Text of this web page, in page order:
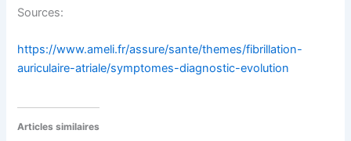
Sources:
https://www.ameli.fr/assure/sante/themes/fibrillation-
auriculaire-atriale/symptomes-diagnostic-evolution
Articles similaires